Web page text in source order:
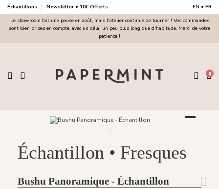
Échantillons Newsletter • 10€ Offerts EN • FR
Le showroom fait une pause en août, mais l'atelier continue de tourner ! Vos commandes
sont bien prises en compte, avec un délai un peu plus long que d'habitude. Merci de votre
patience !
0
Échantillon • Fresques
Bushu Panoramique - Échantillon